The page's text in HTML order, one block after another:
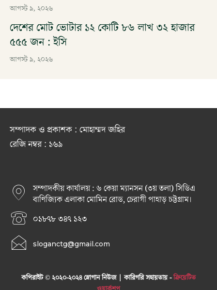
আগস্ট ৯, ২০২৬
দেশের মোট ভোটার ১২ কোটি ৮৬ লাখ ৩২ হাজার
৫৫৫ জন : ইসি
আগস্ট ৯, ২০২৬
সম্পাদক ও প্রকাশক : মোহাম্মদ জহির
রেজি নম্বর : ১৬৯
সম্পাদকীয় কার্যালয় : ৬ কেয়া ম্যানসন (৩য় তলা) সিডিএ
বাণিজ্যিক এলাকা মোমিন রোড, চেরাগী পাহাড় চট্টগ্রাম।
০১৮৭৮ ৩৪৭ ১২৩
sloganctg@gmail.com
কপিরাইট © ২০২০-২০২৪ স্লোগান নিউজ | কারিগরি সহায়তায় -ক্রিয়েটিভ